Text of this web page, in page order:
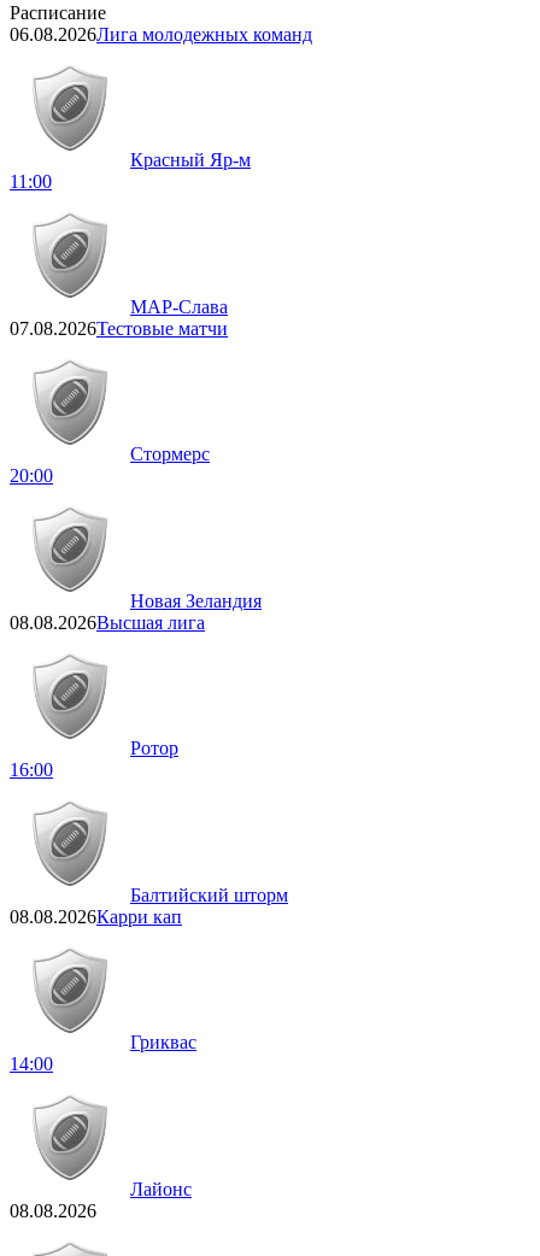
Расписание
06.08.2026Лига молодежных команд
Красный Яр-м
11:00
МАР-Слава
07.08.2026Тестовые матчи
Стормерс
20:00
Новая Зеландия
08.08.2026Высшая лига
Ротор
16:00
Балтийский шторм
08.08.2026Карри кап
Гриквас
14:00
Лайонс
08.08.2026